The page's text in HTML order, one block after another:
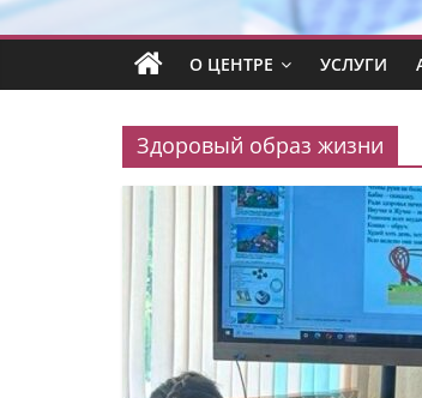
О ЦЕНТРЕ УСЛУГИ
Здоровый образ жизни